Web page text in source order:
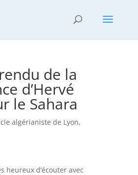
de la
d’Hervé
le Sahara
algérianiste de Lyon,
heureux d’écouter avec